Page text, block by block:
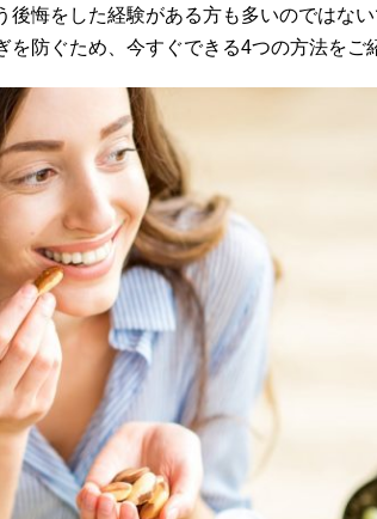
悔をした経験がある方も多いのではない
防ぐため、今すぐできる4つの方法をご